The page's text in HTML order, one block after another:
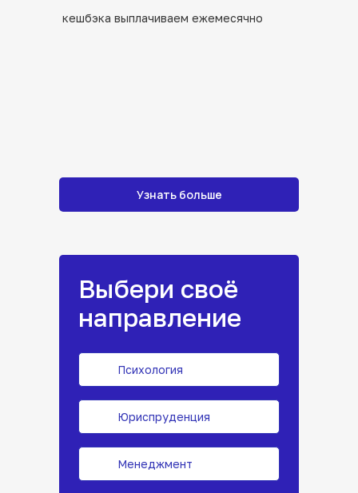
кешбэка выплачиваем ежемесячно
Узнать больше
Выбери своё
направление
Психология
Менеджмент
Юриспруденция